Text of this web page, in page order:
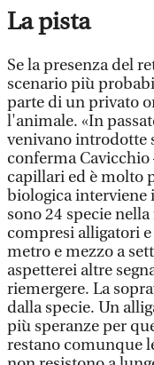
La pista
Se la presenza del
scenario più
parte di un privato
l'animale. «In
venivano introdotte
conferma
capillari ed è molto
biologica interviene
sono 24 specie
compresi alligatori
metro e mezzo a
aspetterei altre
riemergere. La
dalla specie. Un
più speranze per
restano comunque